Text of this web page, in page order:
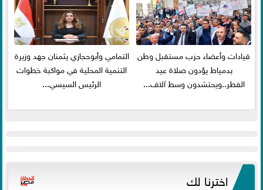
قيادات وأعضاء حزب مستقبل وطن
بدمياط يؤدون صلاة عيد
الفطر..ويحتشدون وسط آلاف...
التمامي وأبوحجازي يثمنان جهد وزيرة
التنمية المحلية في مواكبة خطوات
الرئيس السيسي...
اخترنا لك